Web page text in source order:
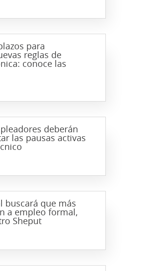
para
reglas de
conoce las
deberán
las pausas activas
buscará que más
a empleo formal,
Sheput